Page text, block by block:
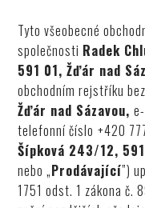
Tyto všeobecné
společnosti Radek
591 01, Žďár nad
obchodním rejstříku
Žďár nad Sázavou,
telefonní číslo +420
Šípková 243/12,
nebo „Prodávající”)
1751 odst. 1 zákona č.